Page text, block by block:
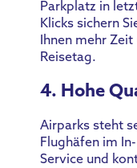
Parkplatz in
Klicks sichern
Ihnen mehr
Reisetag.
4. Hohe
Airparks steht
Flughäfen im
Service und